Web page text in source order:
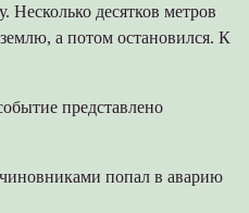
Несколько десятков метров
а потом остановился. К
представлено
попал в аварию